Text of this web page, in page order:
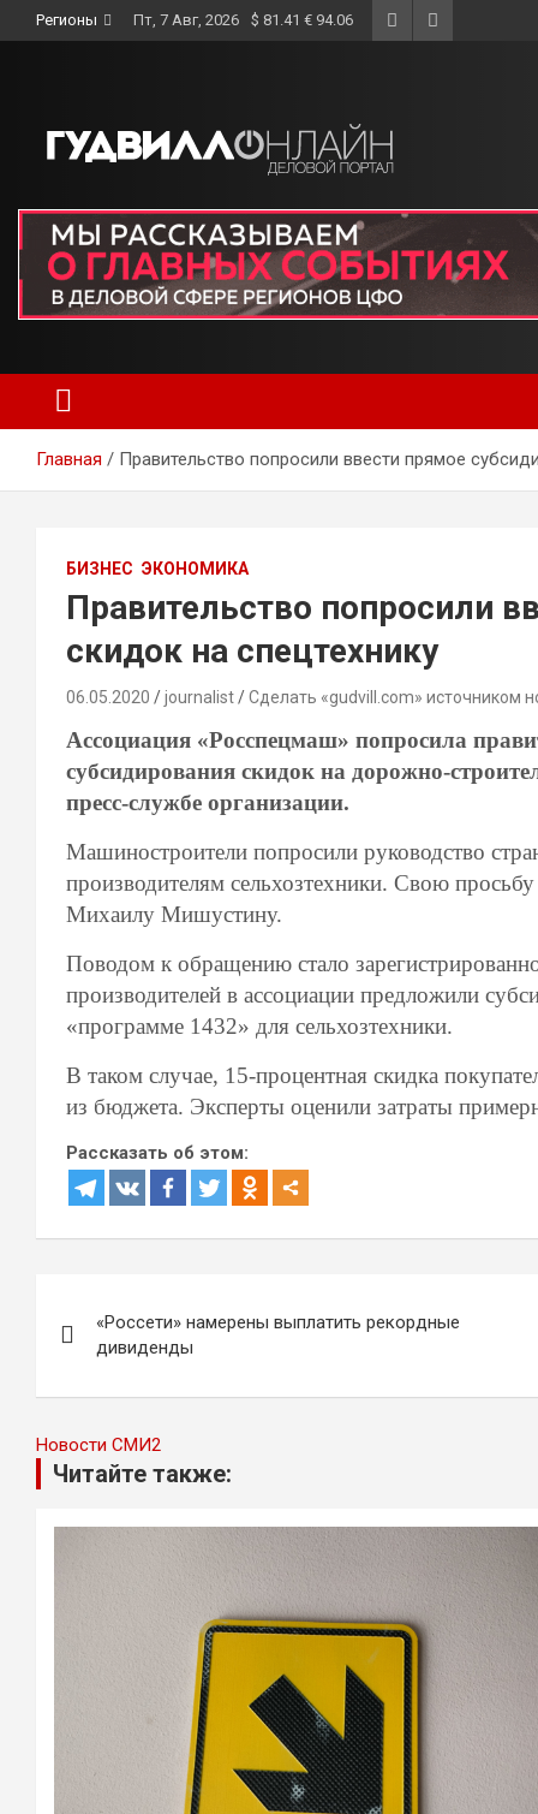
to
Регионы Пт, 7 Авг, 2026 $ 81.41 € 94.06
Главная Правительство попросили ввести прямое
БИЗНЕС ЭКОНОМИКА
Правительство попросили
скидок на спецтехнику
06.05.2020 journalist Сделать «gudvill.com» источником
Ассоциация «Росспецмаш» попросила
субсидирования скидок на дорожно-
пресс-службе организации.
Машиностроители попросили руководство
производителям сельхозтехники. Свою
Михаилу Мишустину.
Поводом к обращению стало
производителей в ассоциации предложили
«программе 1432» для сельхозтехники.
В таком случае, 15-процентная скидка
из бюджета. Эксперты оценили затраты
Рассказать об этом:
по
записям
«Россети» намерены выплатить рекордные
дивиденды
Новости СМИ2
Читайте также: